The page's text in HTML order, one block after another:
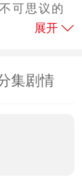
可思议的
展开
集剧情